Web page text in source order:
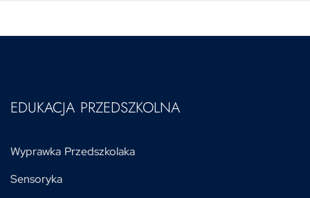
EDUKACJA PRZEDSZKOLNA
Wyprawka Przedszkolaka
Sensoryka